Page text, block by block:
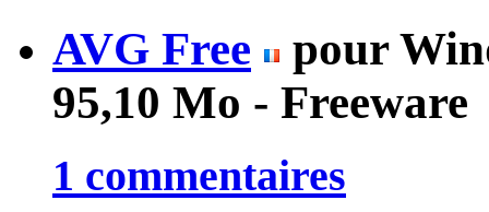
AVG Free
pour
95,10 Mo - Freeware
1 commentaires